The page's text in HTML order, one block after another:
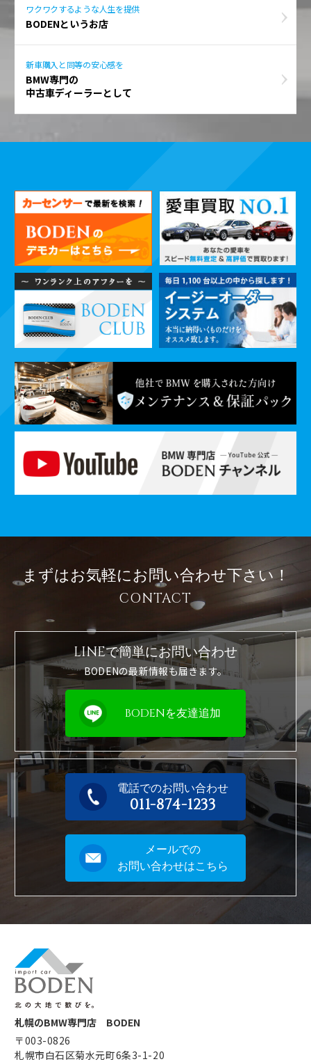
ワクワクするような人生を提供
BODENというお店
新車購入と同等の安心感を
BMW専門の
中古車ディーラーとして
まずはお気軽にお問い合わせ下さい！
CONTACT
LINEで簡単にお問い合わせ
BODENの最新情報も届きます。
BODENを友達追加
電話でのお問い合わせ
011-874-1233
メールでの
お問い合わせはこちら
札幌のBMW専門店 BODEN
〒003-0826
札幌市白石区菊水元町6条3-1-20